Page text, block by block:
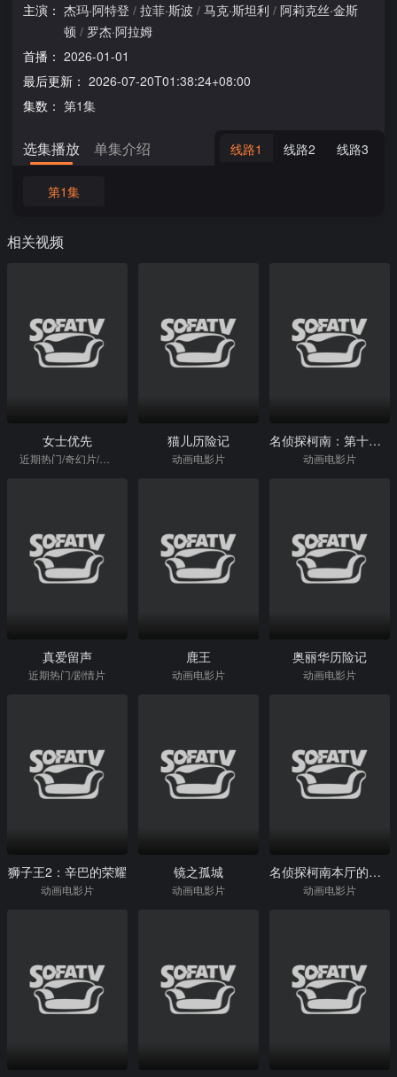
主演： 杰玛·阿特登 / 拉菲·斯波 / 马克·斯坦利 / 阿莉克丝·金斯
顿 / 罗杰·阿拉姆
首播： 2026-01-01
最后更新： 2026-07-20T01:38:24+08:00
集数： 第1集
选集播放 单集介绍 线路1 线路2 线路3
第1集
相关视频
女士优先
近期热门/奇幻片/喜剧片
猫儿历险记
动画电影片
名侦探柯南：第十一名前锋
动画电影片
真爱留声
近期热门/剧情片
鹿王
动画电影片
奥丽华历险记
动画电影片
狮子王2：辛巴的荣耀
动画电影片
镜之孤城
动画电影片
名侦探柯南本厅的刑警恋爱故事～结婚前夜～
动画电影片